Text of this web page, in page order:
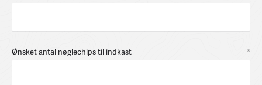
Ønsket antal nøglechips til indkast *